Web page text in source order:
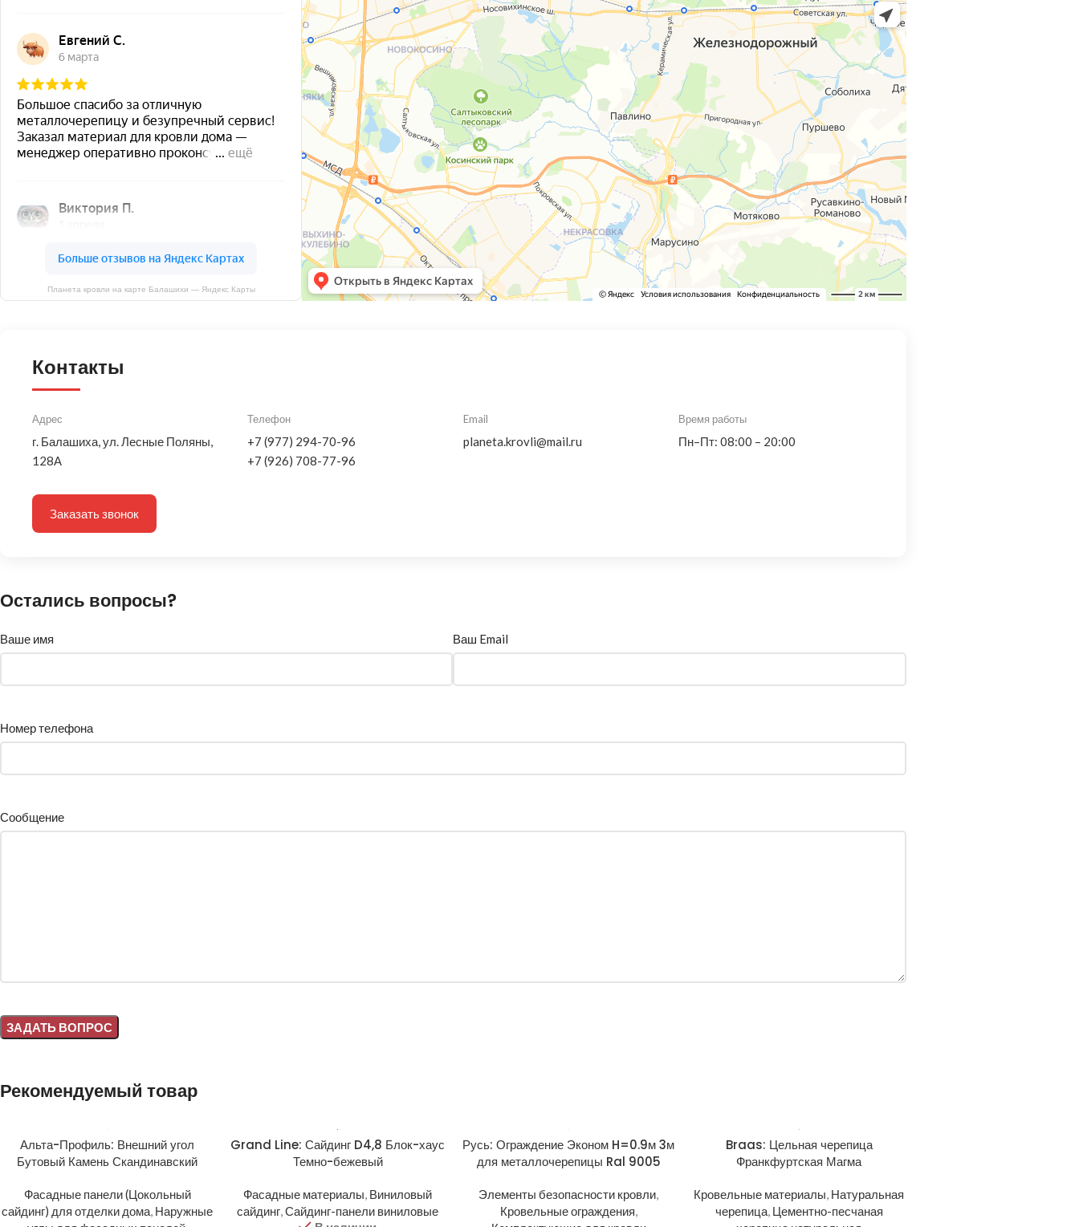
Планета кровли на карте Балашихи — Яндекс Карты
Контакты
Адрес
г. Балашиха, ул. Лесные Поляны,
128А
Телефон
+7 (977) 294-70-96
+7 (926) 708-77-96
Email
planeta.krovli@mail.ru
Время работы
Пн–Пт: 08:00 – 20:00
Заказать звонок
Остались вопросы?
Ваше имя Ваш Email
Номер телефона
Сообщение
Рекомендуемый товар
Альта-Профиль: Внешний угол
Бутовый Камень Скандинавский
Фасадные панели (Цокольный
сайдинг) для отделки дома, Наружные
Grand Line: Сайдинг D4,8 Блок-хаус
Темно-бежевый
Фасадные материалы, Виниловый
сайдинг,Сайдинг-панели виниловые
Русь: Ограждение Эконом H=0.9м 3м
для металлочерепицы Ral 9005
Элементы безопасности кровли,
Кровельные ограждения,
Braas: Цельная черепица
Франкфуртская Магма
Кровельные материалы, Натуральная
черепица, Цементно-песчаная